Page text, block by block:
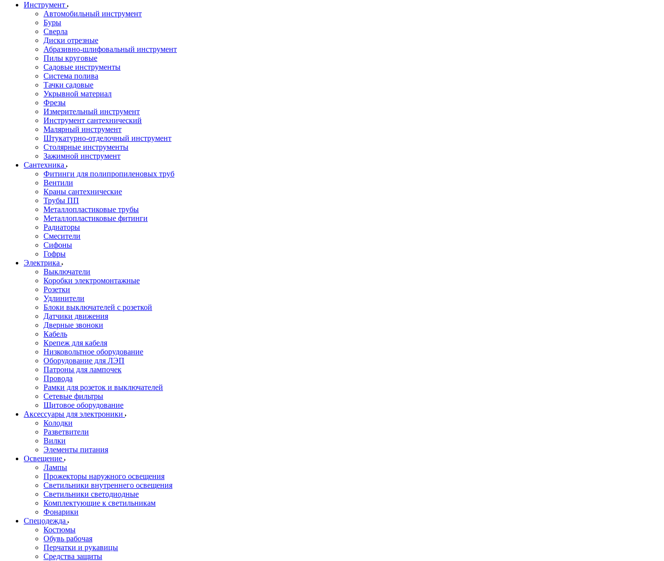
Инструмент
Автомобильный инструмент
Буры
Сверла
Диски отрезные
Абразивно-шлифовальный инструмент
Пилы круговые
Садовые инструменты
Система полива
Тачки садовые
Укрывной материал
Фрезы
Измерительный инструмент
Инструмент сантехнический
Малярный инструмент
Штукатурно-отделочный инструмент
Cтолярные инструменты
Зажимной инструмент
Сантехника
Фитинги для полипропиленовых труб
Вентили
Краны сантехнические
Трубы ПП
Металлопластиковые трубы
Металлопластиковые фитинги
Радиаторы
Смесители
Сифоны
Гофры
Электрика
Выключатели
Коробки электромонтажные
Розетки
Удлинители
Блоки выключателей с розеткой
Датчики движения
Дверные звоноки
Кабель
Крепеж для кабеля
Низковольтное оборудование
Оборудование для ЛЭП
Патроны для лампочек
Провода
Рамки для розеток и выключателей
Сетевые фильтры
Щитовое оборудование
Аксессуары для электроники
Колодки
Разветвители
Вилки
Элементы питания
Освещение
Лампы
Прожекторы наружного освещения
Светильники внутреннего освещения
Светильники светодиодные
Комплектующие к светильникам
Фонарики
Спецодежда
Костюмы
Обувь рабочая
Перчатки и рукавицы
Средства защиты